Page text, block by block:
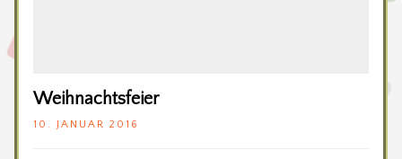
Weihnachtsfeier
10. JANUAR 2016